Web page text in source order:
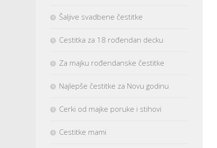
Šaljive svadbene čestitke
Cestitka za 18 rođendan decku
Za majku rođendanske čestitke
Najlepše čestitke za Novu godinu
Cerki od majke poruke i stihovi
Cestitke mami